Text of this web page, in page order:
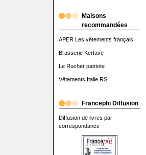
Maisons
recommandées
APER Les vêtements français
Brasserie Kerfave
Le Rucher patriote
Vêtements Italie RSI
Francephi Diffusion
Diffusion de livres par
correspondance